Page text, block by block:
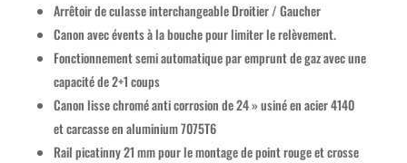
Arrêtoir de culasse interchangeable Droitier / Gaucher
Canon avec évents à la bouche pour limiter le relèvement.
Fonctionnement semi automatique par emprunt de gaz avec une
capacité de 2+1 coups
Canon lisse chromé anti corrosion de 24 » usiné en acier 4140
et carcasse en aluminium 7075T6
Rail picatinny 21 mm pour le montage de point rouge et crosse